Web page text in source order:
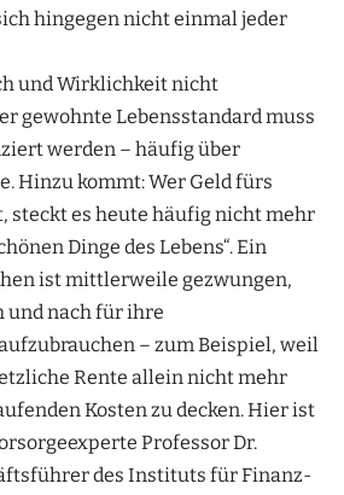
hingegen nicht einmal jeder
und Wirklichkeit nicht
gewohnte Lebensstandard muss
werden – häufig über
Hinzu kommt: Wer Geld fürs
steckt es heute häufig nicht mehr
Dinge des Lebens“. Ein
ist mittlerweile gezwungen,
und nach für ihre
– zum Beispiel, weil
Rente allein nicht mehr
Kosten zu decken. Hier ist
Professor Dr.
des Instituts für Finanz-